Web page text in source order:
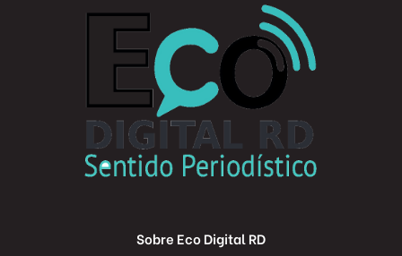
Sobre Eco Digital RD